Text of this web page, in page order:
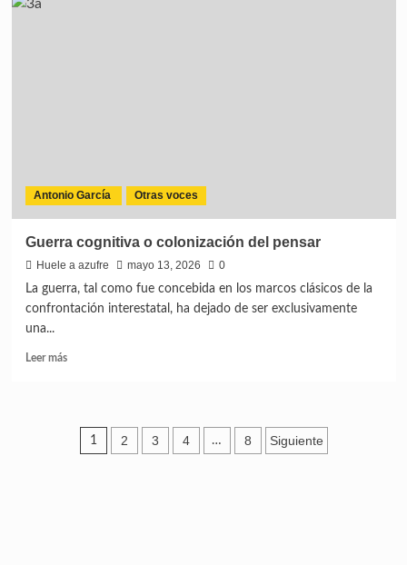
Antonio García Otras voces
Guerra cognitiva o colonización del pensar
Huele a azufre mayo 13, 2026
0
La guerra, tal como fue concebida en los marcos clásicos de la
confrontación interestatal, ha dejado de ser exclusivamente
una...
Leer más
1 2 3 4 … 8 Siguiente